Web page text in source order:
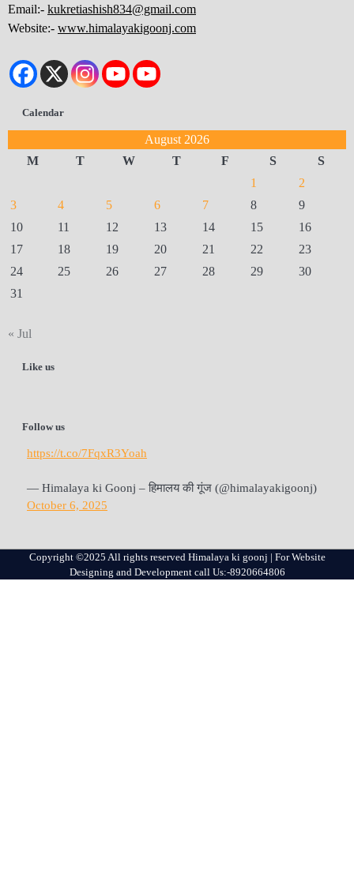
Email:- kukretiashish834@gmail.com
Website:- www.himalayakigoonj.com
Calendar
August 2026
M
T W T F S
S
1
2
3
4 5 6 7 8
9
10
11 12 13 14 15
16
17
18 19 20 21 22
23
24
25 26 27 28 29
30
31
« Jul
Like us
Follow us
https://t.co/7FqxR3Yoah
— Himalaya ki Goonj – हिमालय की गूंज (@himalayakigoonj)
October 6, 2025
Copyright ©2025 All rights reserved Himalaya ki goonj | For Website
Designing and Development call Us:-8920664806